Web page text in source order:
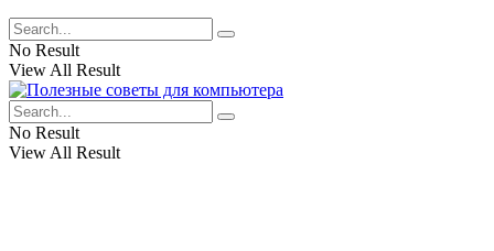
No Result
View All Result
No Result
View All Result